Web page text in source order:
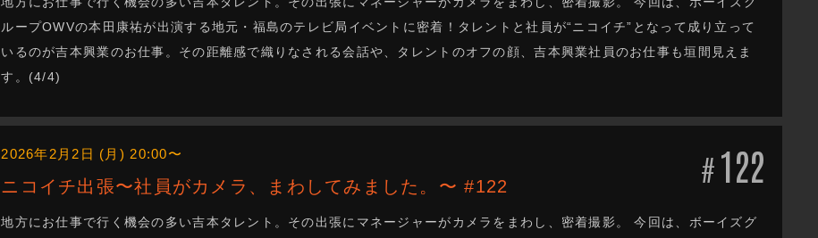
ループOWVの本田康祐が出演する地元・福島のテレビ局イベントに密着！タレントと社員が“ニコイチ”となって成り立って
いるのが吉本興業のお仕事。その距離感で織りなされる会話や、タレントのオフの顔、吉本興業社員のお仕事も垣間見えま
す。(4/4)
#122
2026年2月2日 (月) 20:00〜
ニコイチ出張〜社員がカメラ、まわしてみました。〜 #122
地方にお仕事で行く機会の多い吉本タレント。その出張にマネージャーがカメラをまわし、密着撮影。 今回は、ボーイズグ